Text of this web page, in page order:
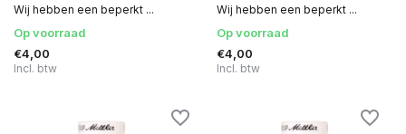
Wij hebben een beperkt ...
Op voorraad
€4,00
Incl. btw
Wij hebben een beperkt ...
Op voorraad
€4,00
Incl. btw